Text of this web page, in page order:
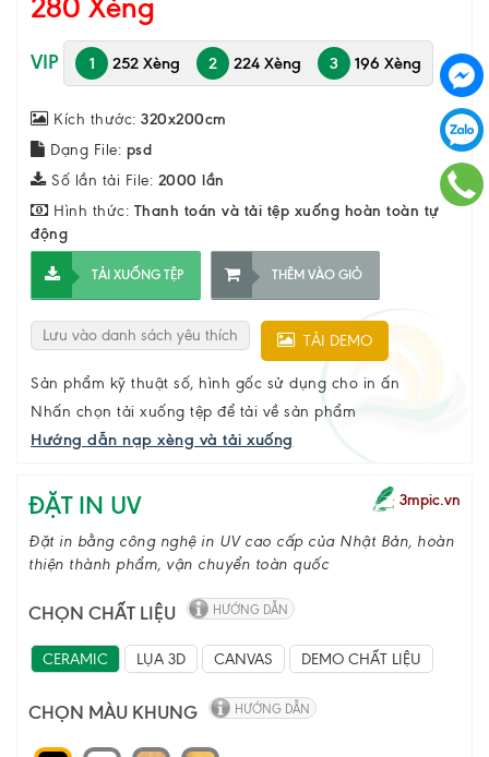
VIP 1 252 Xèng 2 224 Xèng 3 196 Xèng
Kích thước: 320x200cm
Dạng File: psd
Số lần tải File: 2000 lần
Hình thức: Thanh toán và tải tệp xuống hoàn toàn tự
động
TẢI XUỐNG TỆP THÊM VÀO GIỎ
Lưu vào danh sách yêu thích TẢI DEMO
Sản phẩm kỹ thuật số, hình gốc sử dụng cho in ấn
Nhấn chọn tải xuống tệp để tải về sản phẩm
Hướng dẫn nạp xèng và tải xuống
ĐẶT IN UV 3mpic.vn
Đặt in bằng công nghệ in UV cao cấp của Nhật Bản, hoàn
thiện thành phẩm, vận chuyển toàn quốc
CHỌN CHẤT LIỆU HƯỚNG DẪN
CERAMIC LỤA 3D CANVAS DEMO CHẤT LIỆU
CHỌN MÀU KHUNG HƯỚNG DẪN